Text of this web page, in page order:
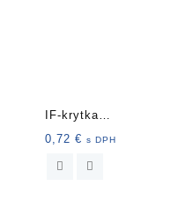
IF-krytka
nalepovacia20mm 15ks
657 čier
0,72 € s DPH